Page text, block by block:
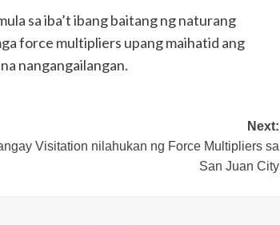
sa iba’t ibang baitang ng naturang
force multipliers upang maihatid ang
nangangailangan.
Next:
Visitation nilahukan ng Force Multipliers sa
San Juan City